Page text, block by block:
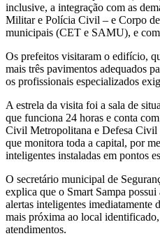
inclusive, a integração com as
Militar e Polícia Civil – e Corpo
municipais (CET e SAMU), e
Os prefeitos visitaram o edifício,
mais três pavimentos adequados
os profissionais especializados
A estrela da visita foi a sala de
que funciona 24 horas e conta
Civil Metropolitana e Defesa Civil
que monitora toda a capital, por
inteligentes instaladas em pontos
O secretário municipal de
explica que o Smart Sampa
alertas inteligentes
mais próxima ao local
atendimentos.